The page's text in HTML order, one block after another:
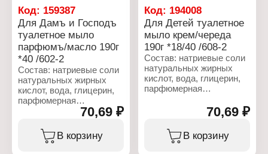
Cosmetics
Тип товара: Мыло
Назначение: туалетное
Линейка: Для Дамъ и
Господъ
Название: "Парфюмъ и
бальзам"
Вес: 190 г
Код: 159387
Для Дамъ и Господъ
туалетное мыло
парфюмъ/масло 190г
*40 /602-2
Состав: натриевые соли
натуральных жирных
кислот, вода, глицерин,
парфюмерная
композиция (в т.ч.
бутилфенилметилпропиональ,
цитронеллол, лимонен,
гексилциннамаль,
70,69 ₽
В корзину
Код: 194008
Для Детей туалетное
мыло крем/череда
190г *18/40 /608-2
Состав: натриевые соли
натуральных жирных
кислот, вода, глицерин,
парфюмерная
бензилсалицилат,
линалоол, лимонен,
гексилциннамаль,
гераниол, цитронеллол,
70,69 ₽
В корзину